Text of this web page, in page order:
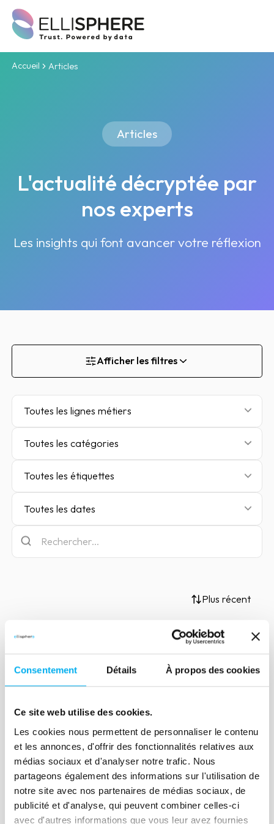
Consentement Détails À propos des cookies
Ce site web utilise des cookies.
Les cookies nous permettent de personnaliser le contenu
et les annonces, d'offrir des fonctionnalités relatives aux
médias sociaux et d'analyser notre trafic. Nous
partageons également des informations sur l'utilisation de
notre site avec nos partenaires de médias sociaux, de
publicité et d'analyse, qui peuvent combiner celles-ci
avec d'autres informations que vous leur avez fournies
Accueil Articles
Articles
L'actualité décryptée par
nos experts
Les insights qui font avancer votre réflexion
Afficher les filtres
Toutes les lignes métiers
Toutes les catégories
Toutes les étiquettes
Toutes les dates
Plus récent
Article
Steering the WCR, a necessity
turnover
05 janvier 2021 Risk management
Piloting the WCR is a necessity in the
growth of business turnover and in the
measure of its financial impact